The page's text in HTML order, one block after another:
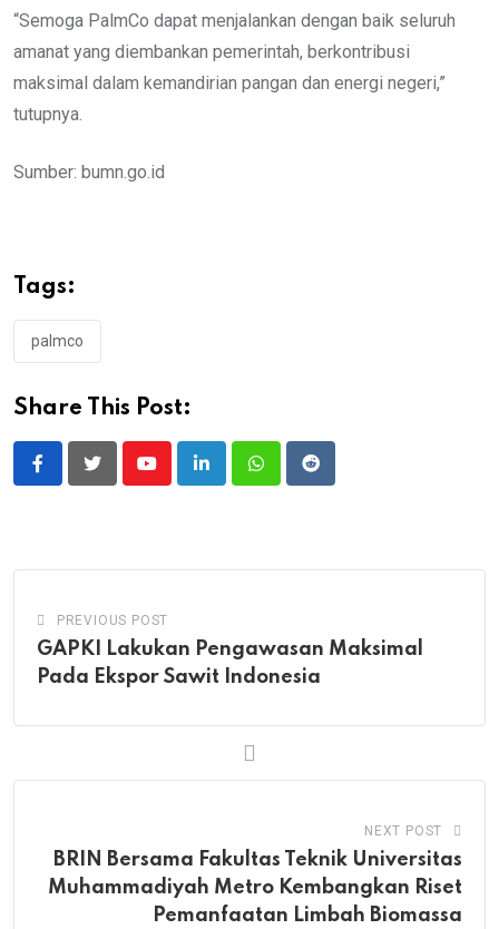
“Semoga PalmCo dapat menjalankan dengan baik seluruh
amanat yang diembankan pemerintah, berkontribusi
maksimal dalam kemandirian pangan dan energi negeri,”
tutupnya.
Sumber: bumn.go.id
Tags:
palmco
Share This Post:
YoutubeLinkedInWhatsappReddit
PREVIOUS POST
GAPKI Lakukan Pengawasan Maksimal
Pada Ekspor Sawit Indonesia
NEXT POST
BRIN Bersama Fakultas Teknik Universitas
Muhammadiyah Metro Kembangkan Riset
Pemanfaatan Limbah Biomassa